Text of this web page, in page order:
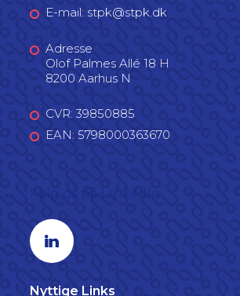
E-mail: stpk@stpk.dk
Adresse
Olof Palmes Allé 18 H
8200 Aarhus N
CVR: 39850885
EAN: 5798000363670
Linkedin profil
Nyttige Links